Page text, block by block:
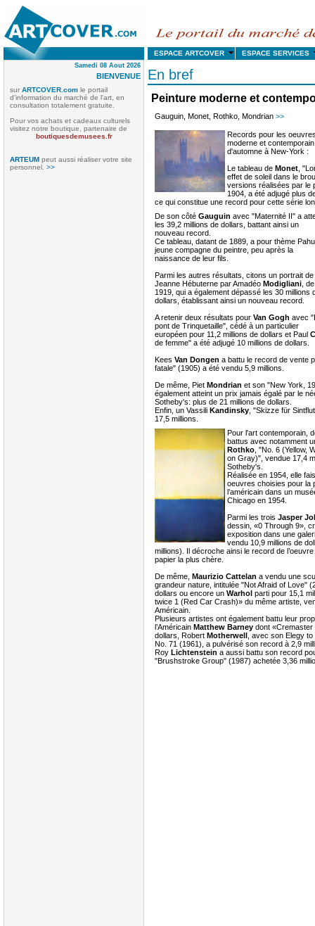
ESPACE ARTCOVER ESPACE
Samedi 08 Aout 2026
BIENVENUE
sur ARTCOVER.com le portail
d'information du marché de l'art, en
consultation totalement gratuite
Pour vos achats et cadeaux culturels
visitez notre boutique, partenaire de
boutiquesdemusees.fr
ARTEUM peut aussi réaliser votre site
personnel. >>
En bref
Peinture moderne et
Gauguin, Monet, Rothko, Mondrian >>
Records pour les
moderne et
d'automne à New-York :
Le tableau de Monet ,
effet de soleil dans le
versions réalisées par le
1904, a été adjugé plus
ce qui constitue une record pour cette série
De son côté Gauguin avec "Maternité II" a
les 39,2 millions de dollars, battant ainsi un
nouveau record.
Ce tableau, datant de 1889, a pour thème
jeune compagne du peintre, peu après la
naissance de leur fils.
Parmi les autres résultats, citons un portrait de
Jeanne Hébuterne par Amadéo Modigliani , de
1919, qui a également dépassé les 30 millions
dollars, établissant ainsi un nouveau record.
A retenir deux résultats pour Van Gogh avec
pont de Trinquetaille", cédé à un particulier
européen pour 11,2 millions de dollars et Paul
de femme" a été adjugé 10 millions de dollars.
Kees Van Dongen a battu le record de vente
fatale" (1905) a été vendu 5,9 millions.
De même, Piet Mondrian et son "New York,
également atteint un prix jamais égalé par le
Sotheby's: plus de 21 millions de dollars.
Enfin, un Vassili Kandinsky , "Skizze für
17,5 millions.
Pour l'art contemporain,
battus avec notamment
Rothko , "No. 6 (Yellow,
on Gray)", vendue 17,4
Sotheby's.
Réalisée en 1954, elle
oeuvres choisies pour la
l’américain dans un
Chicago en 1954.
Parmi les trois Jasper
dessin, «0 Through 9»,
exposition dans une
vendu 10,9 millions de
millions). Il décroche ainsi le record de
papier la plus chère.
De même, Maurizio Cattelan a vendu une
grandeur nature, intitulée "Not Afraid of Love"
dollars ou encore un Warhol parti pour 15,1
twice 1 (Red Car Crash)» du même artiste,
Américain.
Plusieurs artistes ont également battu leur
l’Américain Matthew Barney dont «Cremaster
dollars, Robert Motherwell , avec son Elegy
No. 71 (1961), a pulvérisé son record à 2,9
Roy Lichtenstein a aussi battu son record
"Brushstroke Group" (1987) achetée 3,36